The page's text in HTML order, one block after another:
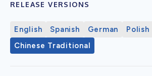
RELEASE VERSIONS
English Spanish German
Polish
Chinese Traditional